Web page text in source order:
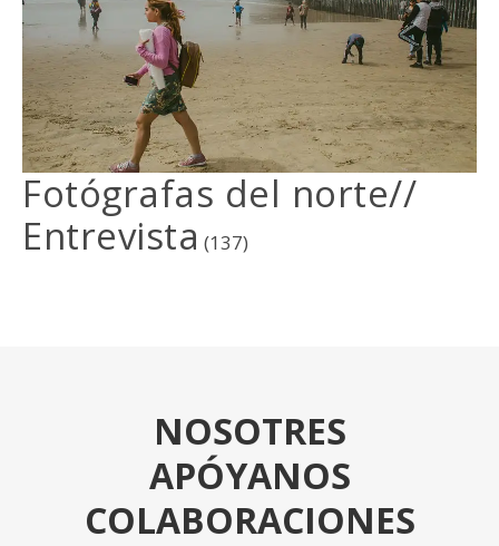
Fotógrafas del norte//
Entrevista (137)
NOSOTRES
APÓYANOS
COLABORACIONES